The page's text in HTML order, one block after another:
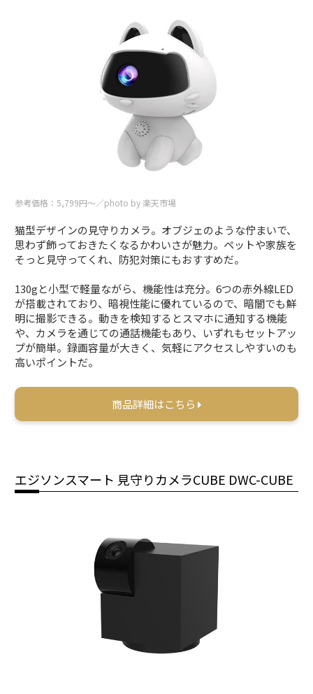
参考価格：5,799円〜／photo by 楽天市場
猫型デザインの見守りカメラ。オブジェのような佇まいで、
思わず飾っておきたくなるかわいさが魅力。ペットや家族を
そっと見守ってくれ、防犯対策にもおすすめだ。
130gと小型で軽量ながら、機能性は充分。6つの赤外線LED
が搭載されており、暗視性能に優れているので、暗闇でも鮮
明に撮影できる。動きを検知するとスマホに通知する機能
や、カメラを通じての通話機能もあり、いずれもセットアッ
プが簡単。録画容量が大きく、気軽にアクセスしやすいのも
高いポイントだ。
商品詳細はこちら
エジソンスマート 見守りカメラCUBE ‎DWC-CUBE